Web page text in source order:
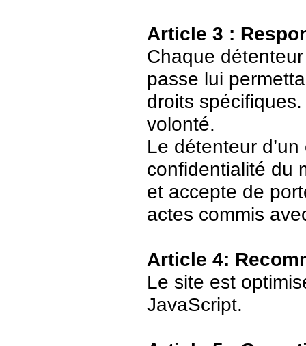
Article 3 :
Chaque
passe lui
droits
volonté.
Le détenteur
confidentialité du
et accepte de
actes commis
Article 4:
Le site est
JavaScript.